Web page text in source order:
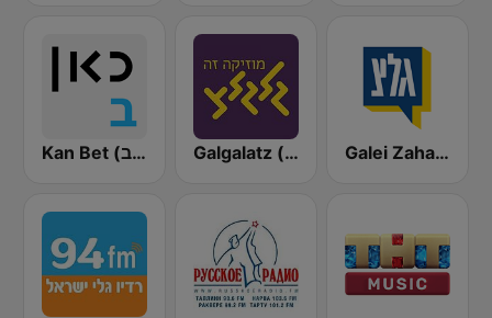
Kan Bet (כאן ב' / רשת ב') Galgalatz (גלגלצ רדיו) Galei Zahal (גלי צה"ל)